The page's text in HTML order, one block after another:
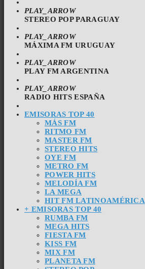
PLAY_ARROW
STEREO POP PARAGUAY
PLAY_ARROW
MÁXIMA FM URUGUAY
PLAY_ARROW
PLAY FM ARGENTINA
PLAY_ARROW
RADIO HITS ESPAÑA
EMISORAS TOP 40
MÁS FM
RITMO FM
MASTER FM
STEREO HITS
OYE FM
METRO FM
POWER HITS
MELODÍA FM
LA MEGA
HIT FM LATINOAMÉRICA
+ EMISORAS TOP 40
RUMBA FM
MEGA HITS
FIESTA FM
KISS FM
MIX FM
PLANETA FM